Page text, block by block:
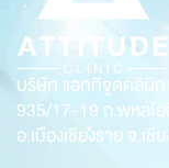
บริษัท แอททิจูดคลินิ
935/17-19 ถ.พหลโ
อ.เมืองเชียงราย จ.เชี